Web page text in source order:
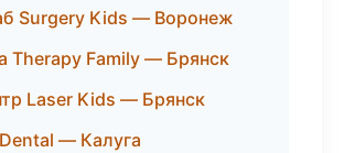
Surgery Kids — Воронеж
Therapy Family — Брянск
Laser Kids — Брянск
— Калуга